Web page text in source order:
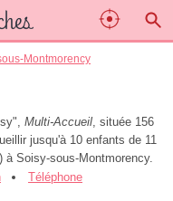
Montmorency
Multi-Accueil, située 156
jusqu'à 10 enfants de 11
Soisy-sous-Montmorency.
Téléphone